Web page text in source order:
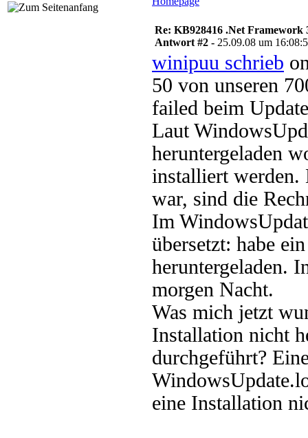
Re: KB928416 .Net Framework
Antwort #2 - 25.09.08 um
winipuu schrieb
50 von unseren
failed beim
Laut
heruntergeladen
installiert werden.
war, sind die
Im
übersetzt: habe
heruntergeladen.
morgen Nacht.
Was mich jetzt
Installation nicht
durchgeführt?
eine Installation